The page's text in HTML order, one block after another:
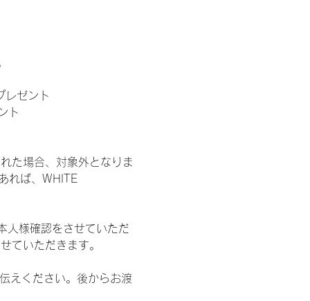
レゼント
ト
た場合、対象外となりま
れば、WHITE
人様確認をさせていただ
ていただきます。
えください。後からお渡